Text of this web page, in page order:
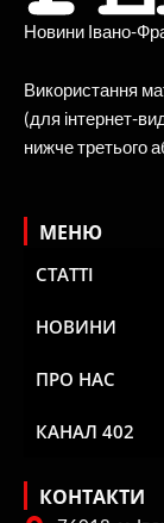
Новини Івано-
Використання
(для інтернет-
нижче третього
МЕНЮ
СТАТТІ
НОВИНИ
ПРО НАС
КАНАЛ 402
КОНТАКТИ